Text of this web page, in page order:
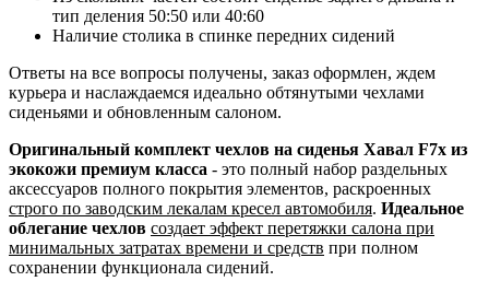
тип деления 50:50 или 40:60
Наличие столика в спинке передних сидений
Ответы на все вопросы получены, заказ оформлен, ждем
курьера и наслаждаемся идеально обтянутыми чехлами
сиденьями и обновленным салоном.
Оригинальный комплект чехлов на сиденья Хавал F7x из
экокожи премиум класса - это полный набор раздельных
аксессуаров полного покрытия элементов, раскроенных
строго по заводским лекалам кресел автомобиля. Идеальное
облегание чехлов создает эффект перетяжки салона при
минимальных затратах времени и средств при полном
сохранении функционала сидений.